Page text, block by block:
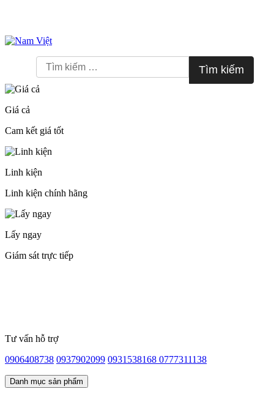
Skip
cho:
Giá cả
Cam kết giá tốt
Linh kiện
Linh kiện chính hãng
Lấy ngay
Giám sát trực tiếp
Tư vấn hỗ trợ
0906408738 0937902099 0931538168 0777311138
Danh mục sản phẩm